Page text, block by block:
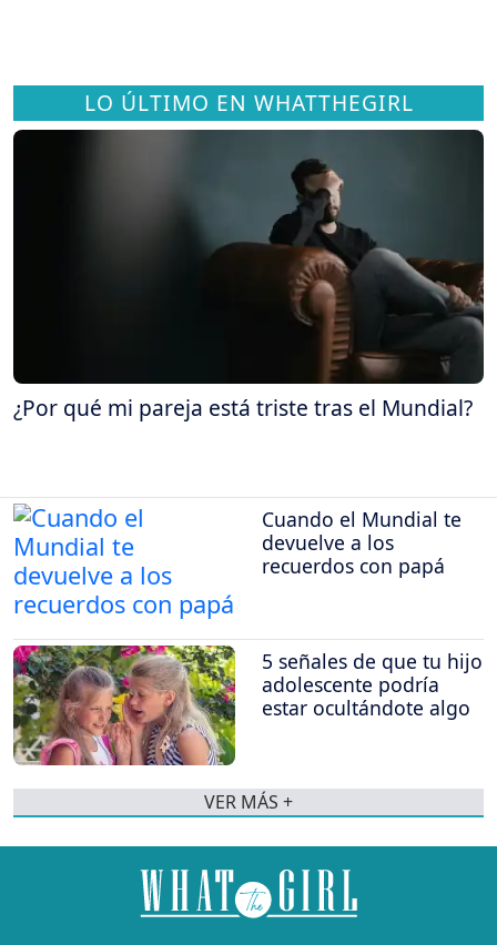
LO ÚLTIMO EN WHATTHEGIRL
¿Por qué mi pareja está triste tras el Mundial?
Cuando el Mundial te
devuelve a los
recuerdos con papá
5 señales de que tu hijo
adolescente podría
estar ocultándote algo
VER MÁS +